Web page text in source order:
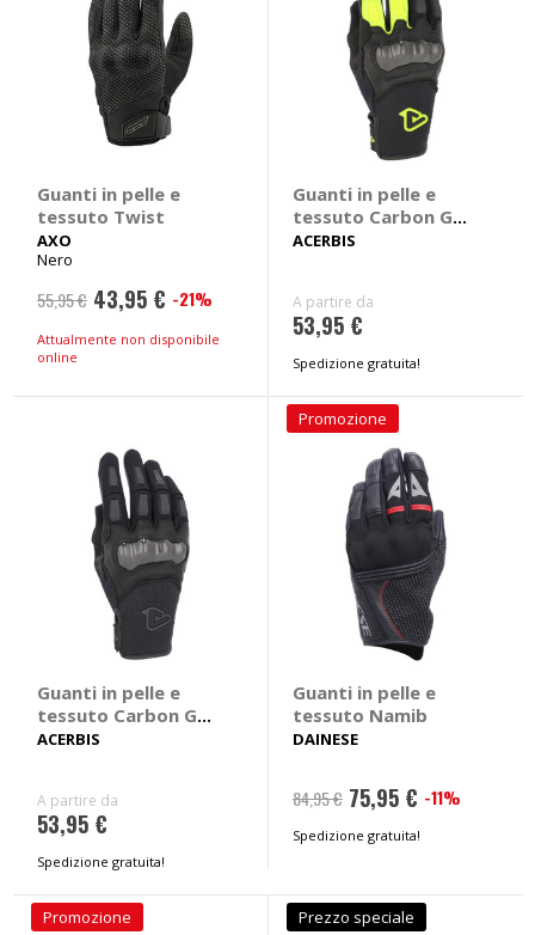
Guanti in pelle e
tessuto Twist
AXO
Nero
55,95 € 43,95 € -21%
Attualmente non disponibile
online
Guanti in pelle e
tessuto Carbon G
5.0
ACERBIS
A partire da
53,95 €
Spedizione gratuita!
Guanti in pelle e
tessuto Carbon G
5.0
ACERBIS
A partire da
53,95 €
Spedizione gratuita!
Promozione
Guanti in pelle e
tessuto Namib
DAINESE
84,95 € 75,95 € -11%
Spedizione gratuita!
Promozione Prezzo speciale